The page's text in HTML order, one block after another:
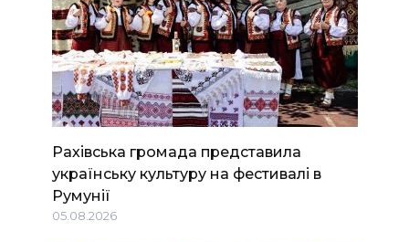
Рахівська громада представила
українську культуру на фестивалі в
Румунії
05.08.2026